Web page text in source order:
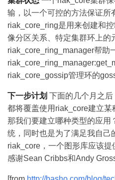
输，以一个可控的方法保证所
riak_core_ring是用来创建和
像分区关系、特定集群环上的
riak_core_ring_manager帮助
riak_core_gossip管理环的
下一步计划 下面的几个月之
都将覆盖使用riak_core建立某
那我们要建立哪种类型的应用
统，同时也是为了满足我自己
riak_core，一个图形库应该提
感谢Sean Cribbs和Andy